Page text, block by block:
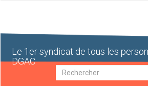
Le 1er syndicat de tous les
DGAC
Recherche